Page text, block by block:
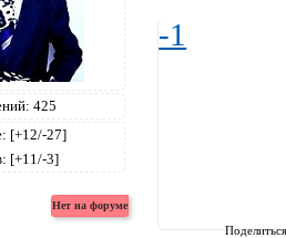
425
[+12/-27]
[+11/-3]
-1